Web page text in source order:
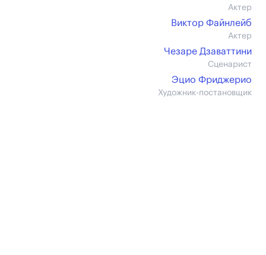
Актер
Виктор Файнлейб
Актер
Чезаре Дзаваттини
Сценарист
Эцио Фриджерио
Художник-постановщик